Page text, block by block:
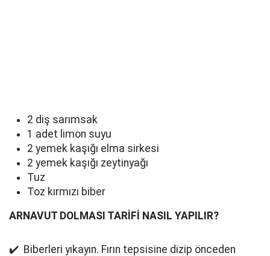
2 diş sarımsak
1 adet limon suyu
2 yemek kaşığı elma sirkesi
2 yemek kaşığı zeytinyağı
Tuz
Toz kırmızı biber
ARNAVUT DOLMASI TARİFİ NASIL YAPILIR?
✔️ Biberleri yıkayın. Fırın tepsisine dizip önceden